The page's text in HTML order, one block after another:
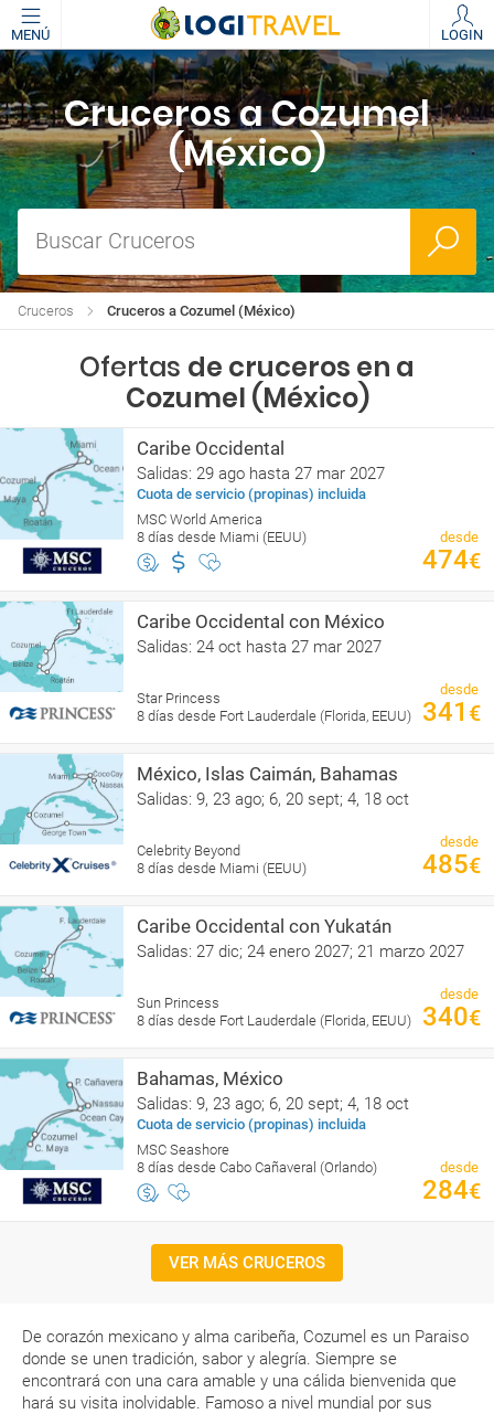
MENÚ LOGIN
Cruceros a Cozumel
(México)
Buscar Cruceros
Cruceros a Cozumel (México)
Cruceros
Ofertas de cruceros en a
Cozumel (México)
Caribe Occidental
Salidas: 29 ago hasta 27 mar 2027
Cuota de servicio (propinas) incluida
MSC World America
8 días desde Miami (EEUU)
desde
474€
Caribe Occidental con México
Salidas: 24 oct hasta 27 mar 2027
Star Princess
8 días desde Fort Lauderdale (Florida, EEUU)
desde
341 €
México, Islas Caimán, Bahamas
Salidas: 9, 23 ago; 6, 20 sept; 4, 18 oct
Celebrity Beyond
8 días desde Miami (EEUU)
desde
485€
Caribe Occidental con Yukatán
Salidas: 27 dic; 24 enero 2027; 21 marzo 2027
Sun Princess
8 días desde Fort Lauderdale (Florida, EEUU)
desde
340€
Bahamas, México
Salidas: 9, 23 ago; 6, 20 sept; 4, 18 oct
Cuota de servicio (propinas) incluida
MSC Seashore
8 días desde Cabo Cañaveral (Orlando)
desde
284€
VER MÁS CRUCEROS
De corazón mexicano y alma caribeña, Cozumel es un Paraiso
donde se unen tradición, sabor y alegría. Siempre se
encontrará con una cara amable y una cálida bienvenida que
hará su visita inolvidable. Famoso a nivel mundial por sus